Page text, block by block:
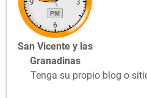
San Vicente y las
Granadinas
Tenga su propio blog o